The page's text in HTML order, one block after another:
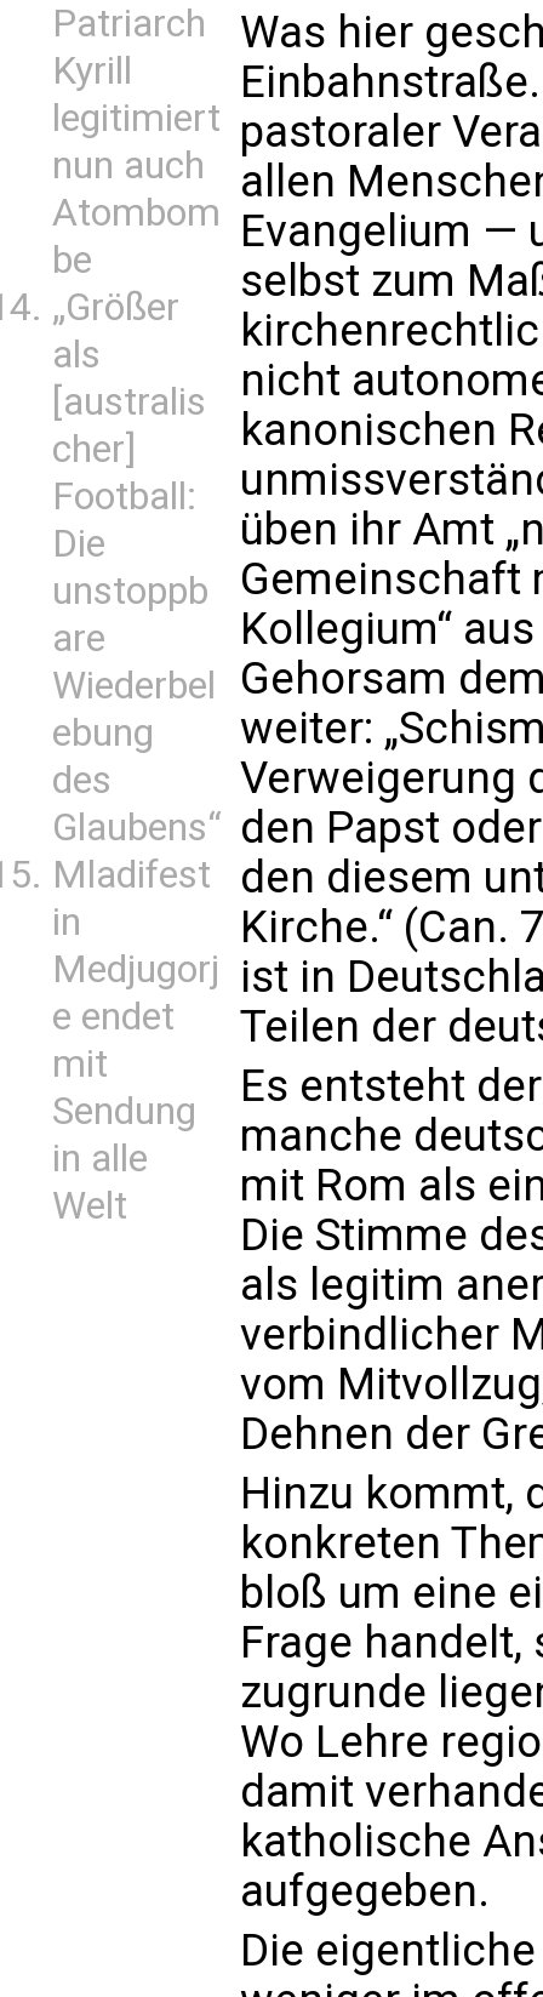
Patriarch
Kyrill
legitimiert
nun auch
Atombom
be
„Größer
als
[australis
cher]
Football:
Die
unstoppb
are
Wiederbel
ebung
des
Glaubens“
Mladifest
in
Medjugorj
e endet
mit
Sendung
in alle
Welt
Was hier
pastoraler
allen
Evangelium —
selbst zum
nicht
kanonischen
üben ihr Amt
Gemeinschaft
Kollegium“
Gehorsam
weiter:
Verweigerung
den Papst
den diesem
Kirche.“ (Can.
ist in
Teilen der
Es entsteht
manche
mit Rom als
Die Stimme
als legitim
verbindlicher
vom
Dehnen der
Hinzu kommt,
konkreten
bloß um eine
Frage
zugrunde
Wo Lehre
damit
katholische
aufgegeben.
Die